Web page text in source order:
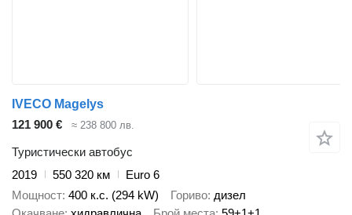
IVECO Magelys
121 900 €
≈ 238 800 лв.
Туристически автобус
2019
550 320 км
Euro 6
Мощност 400 к.с. (294 kW) Гориво дизел